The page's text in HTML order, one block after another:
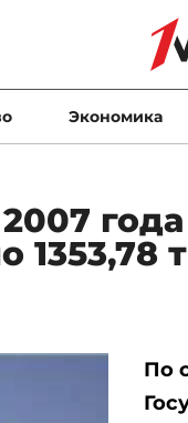
Экономика
1353,78
По